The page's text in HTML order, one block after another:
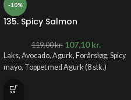
-10%
135. Spicy Salmon
119,00kr. 107,10kr.
Laks, Avocado, Agurk, Forårsløg, Spicy
mayo, Toppet med Agurk (8 stk.)